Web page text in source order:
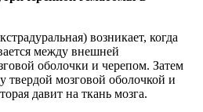
возникает, когда
между внешней
оболочки и черепом. Затем
твердой мозговой оболочкой и
давит на ткань мозга.